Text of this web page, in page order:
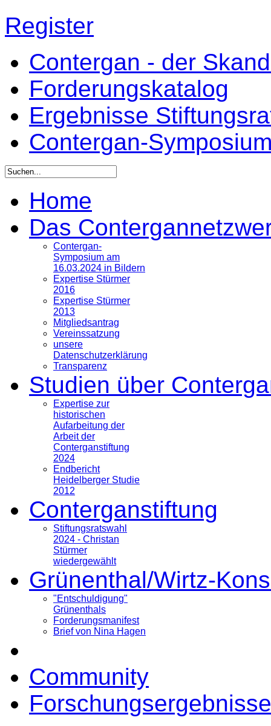
Register
Contergan - der
Forderungskatalog
Ergebnisse
Contergan-
Home
Das
Contergan-
Symposium am
16.03.2024 in Bildern
Expertise Stürmer
2016
Expertise Stürmer
2013
Mitgliedsantrag
Vereinssatzung
unsere
Datenschutzerklärung
Transparenz
Studien über
Expertise zur
historischen
Aufarbeitung der
Arbeit der
Conterganstiftung
2024
Endbericht
Heidelberger Studie
2012
Conterganstiftung
Stiftungsratswahl
2024 - Christan
Stürmer
wiedergewählt
Grünenthal/Wirtz-
"Entschuldigung"
Grünenthals
Forderungsmanifest
Brief von Nina Hagen
Community